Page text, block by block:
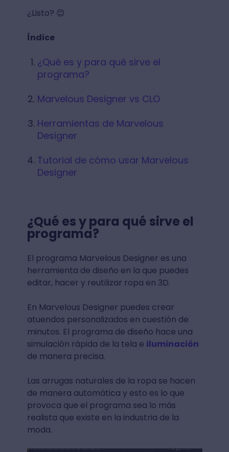
¿Listo? 😊
Índice
¿Qué es y para qué sirve el
programa?
Marvelous Designer vs CLO
Herramientas de Marvelous
Designer
Tutorial de cómo usar Marvelous
Designer
¿Qué es y para qué sirve el
programa?
El programa Marvelous Designer es una
herramienta de diseño en la que puedes
editar, hacer y reutilizar ropa en 3D.
En Marvelous Designer puedes crear
atuendos personalizados en cuestión de
minutos. El programa de diseño hace una
simulación rápida de la tela e iluminación
de manera precisa.
Las arrugas naturales de la ropa se hacen
de manera automática y esto es lo que
provoca que el programa sea lo más
realista que existe en la industria de la
moda.